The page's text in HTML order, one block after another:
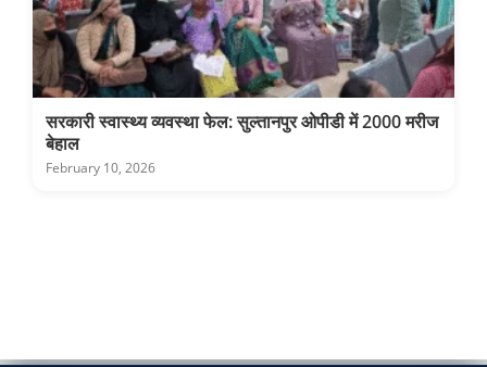
सरकारी स्वास्थ्य व्यवस्था फेल: सुल्तानपुर ओपीडी में 2000 मरीज
बेहाल
February 10, 2026